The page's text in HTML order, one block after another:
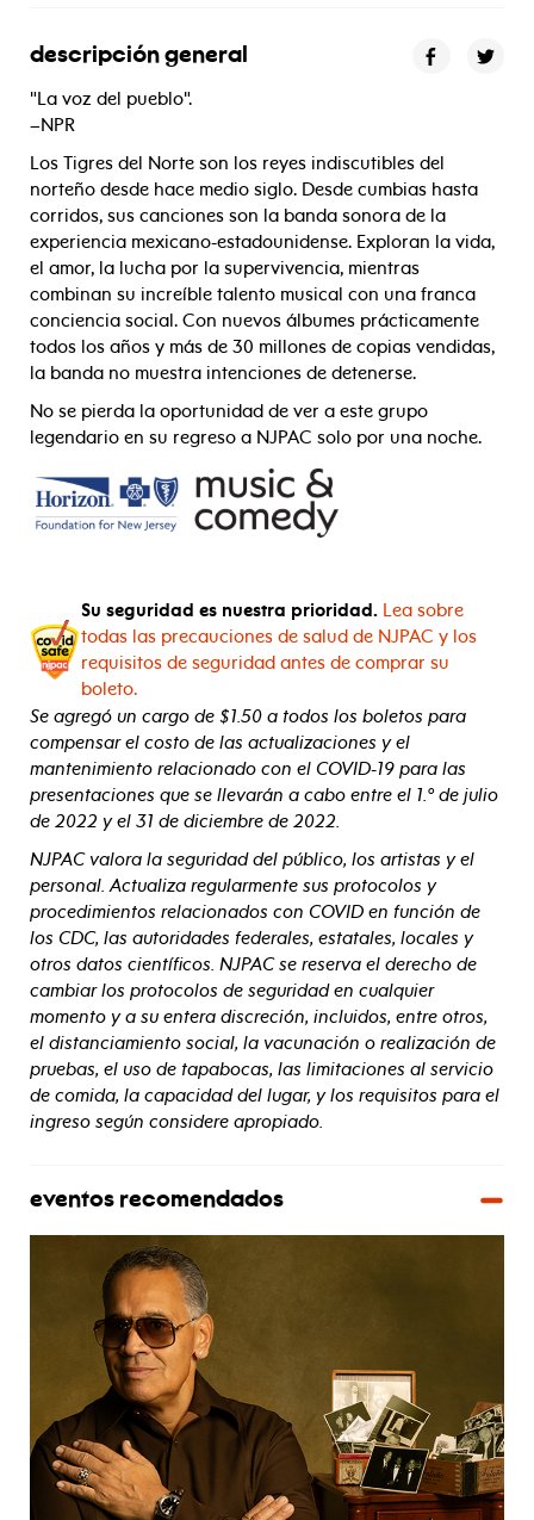
descripción general
"La voz del pueblo".
–NPR
Los Tigres del Norte son los reyes indiscutibles del
norteño desde hace medio siglo. Desde cumbias hasta
corridos, sus canciones son la banda sonora de la
experiencia mexicano-estadounidense. Exploran la vida,
el amor, la lucha por la supervivencia, mientras
combinan su increíble talento musical con una franca
conciencia social. Con nuevos álbumes prácticamente
todos los años y más de 30 millones de copias vendidas,
la banda no muestra intenciones de detenerse.
No se pierda la oportunidad de ver a este grupo
legendario en su regreso a NJPAC solo por una noche.
Su seguridad es nuestra prioridad. Lea sobre
todas las precauciones de salud de NJPAC y los
requisitos de seguridad antes de comprar su
boleto.
Se agregó un cargo de $1.50 a todos los boletos para
compensar el costo de las actualizaciones y el
mantenimiento relacionado con el COVID-19 para las
presentaciones que se llevarán a cabo entre el 1.º de julio
de 2022 y el 31 de diciembre de 2022.
NJPAC valora la seguridad del público, los artistas y el
personal. Actualiza regularmente sus protocolos y
procedimientos relacionados con COVID en función de
los CDC, las autoridades federales, estatales, locales y
otros datos científicos. NJPAC se reserva el derecho de
cambiar los protocolos de seguridad en cualquier
momento y a su entera discreción, incluidos, entre otros,
el distanciamiento social, la vacunación o realización de
pruebas, el uso de tapabocas, las limitaciones al servicio
de comida, la capacidad del lugar, y los requisitos para el
ingreso según considere apropiado.
eventos recomendados